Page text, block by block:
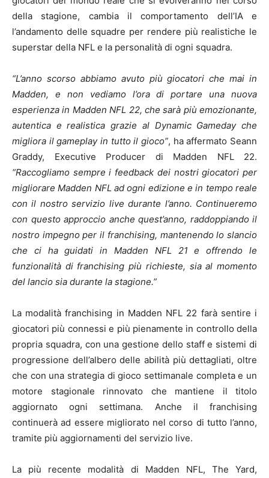
della stagione, cambia il comportamento dell’IA e
l’andamento delle squadre per rendere più realistiche le
superstar della NFL e la personalità di ogni squadra.
“L’anno scorso abbiamo avuto più giocatori che mai in
Madden, e non vediamo l’ora di portare una nuova
esperienza in Madden NFL 22, che sarà più emozionante,
autentica e realistica grazie al Dynamic Gameday che
migliora il gameplay in tutto il gioco”, ha affermato Seann
Graddy, Executive Producer di Madden NFL 22.
“Raccogliamo sempre i feedback dei nostri giocatori per
migliorare Madden NFL ad ogni edizione e in tempo reale
con il nostro servizio live durante l’anno. Continueremo
con questo approccio anche quest’anno, raddoppiando il
nostro impegno per il franchising, mantenendo lo slancio
che ci ha guidati in Madden NFL 21 e offrendo le
funzionalità di franchising più richieste, sia al momento
del lancio sia durante la stagione.”
La modalità franchising in Madden NFL 22 farà sentire i
giocatori più connessi e più pienamente in controllo della
propria squadra, con una gestione dello staff e sistemi di
progressione dell’albero delle abilità più dettagliati, oltre
che con una strategia di gioco settimanale completa e un
motore stagionale rinnovato che mantiene il titolo
aggiornato ogni settimana. Anche il franchising
continuerà ad essere migliorato nel corso di tutto l’anno,
tramite più aggiornamenti del servizio live.
La più recente modalità di Madden NFL, The Yard,